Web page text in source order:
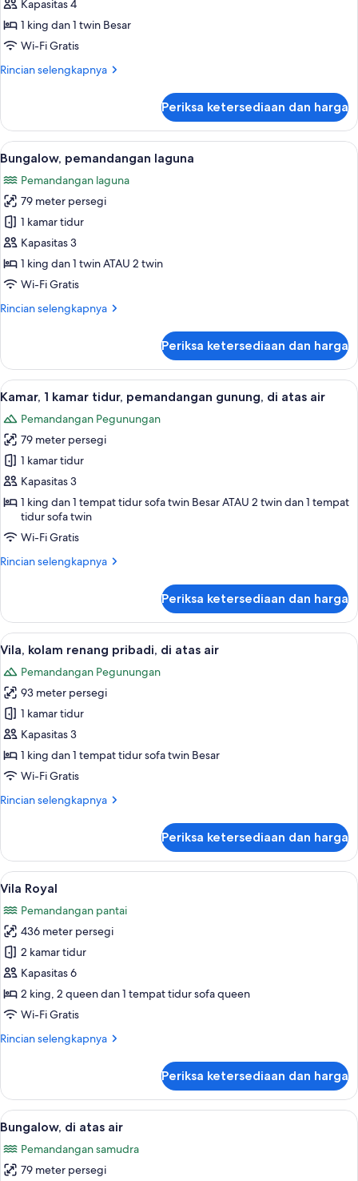
pantai
atas
air
of
Kapasitas 4
1 king dan 1 twin Besar
Wi-Fi Gratis
Rincian selengkapnya
Rincian
Suite,
di
atas
(End
of
Pontoon)
Periksa ketersediaan dan harga
Lihat
semua
foto
untuk
Bungalow,
pemandangan
laguna
Seprai premium, minibar gratis,
8
Bungalow, pemandangan laguna
Pemandangan laguna
79 meter persegi
1 kamar tidur
Kapasitas 3
1 king dan 1 twin ATAU 2 twin
Wi-Fi Gratis
Rincian selengkapnya
Rincian
Bungalow,
pemandangan
laguna
Periksa ketersediaan dan harga
Lihat
semua
foto
untuk
Kamar,
1
kamar
tidur,
pemandangan
gunung,
air
Kamar, 1 kamar tidur,
8
Kamar, 1 kamar tidur, pemandangan gunung, di atas air
Pemandangan Pegunungan
79 meter persegi
1 kamar tidur
Kapasitas 3
1 king dan 1 tempat tidur sofa twin Besar ATAU 2 twin dan 1 tempat
tidur sofa twin
Wi-Fi Gratis
Rincian selengkapnya
Rincian
Kamar,
kamar
pemandangan
gunung,
di
atas
air
Periksa ketersediaan dan harga
Lihat
semua
foto
untuk
Vila,
kolam
renang
pribadi,
atas
Vila, kolam renang pribadi, di atas air
6
Vila, kolam renang pribadi, di atas air
Pemandangan Pegunungan
93 meter persegi
1 kamar tidur
Kapasitas 3
1 king dan 1 tempat tidur sofa twin Besar
Wi-Fi Gratis
Rincian selengkapnya
Rincian
Vila,
kolam
renang
di
atas
air
Periksa ketersediaan dan harga
Lihat
semua
foto
untuk
Vila
Royal
Vila Royal | Seprai premium, minibar
15
Vila Royal
Pemandangan pantai
436 meter persegi
2 kamar tidur
Kapasitas 6
2 king, 2 queen dan 1 tempat tidur sofa queen
Wi-Fi Gratis
Rincian selengkapnya
Rincian
Vila
Royal
Periksa ketersediaan dan harga
Lihat
semua
foto
untuk
Seprai premium, minibar gratis,
7
Bungalow, di atas air
Pemandangan samudra
79 meter persegi